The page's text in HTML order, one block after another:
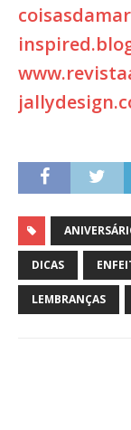
DICAS
LEMBRANÇAS